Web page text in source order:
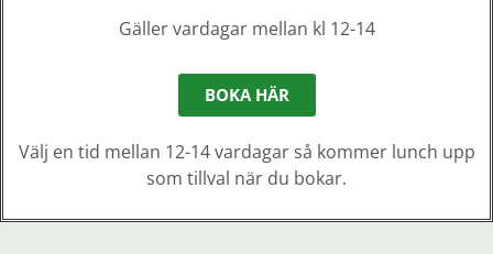
Gäller vardagar mellan kl 12-14
BOKA HÄR
Välj en tid mellan 12-14 vardagar så kommer lunch upp
som tillval när du bokar.